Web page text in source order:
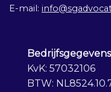
E-mail:
Bedrijfsgegevens
KvK: 57032106
BTW: